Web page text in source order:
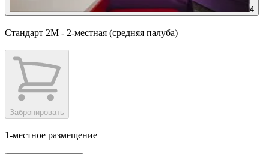
4
Стандарт 2М - 2-местная (средняя палуба)
Забронировать
1-местное размещение